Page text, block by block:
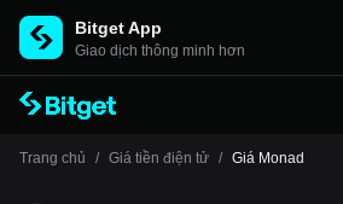
Bitget App
Giao dịch thông minh hơn
Trang chủ / Giá tiền điện tử / Giá Monad